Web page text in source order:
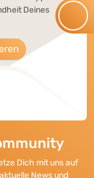
Deines
Dich mit uns auf
News und